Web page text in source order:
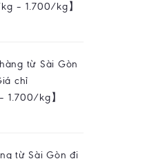
– 1.700/kg】
từ Sài Gòn
chỉ
1.700/kg】
từ Sài Gòn đi